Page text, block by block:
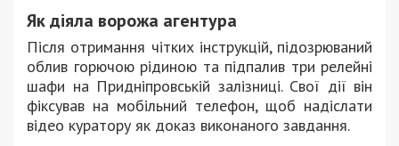
Як діяла ворожа агентура
Після отримання чітких інструкцій, підозрюваний
облив горючою рідиною та підпалив три релейні
шафи на Придніпровській залізниці. Свої дії він
фіксував на мобільний телефон, щоб надіслати
відео куратору як доказ виконаного завдання.